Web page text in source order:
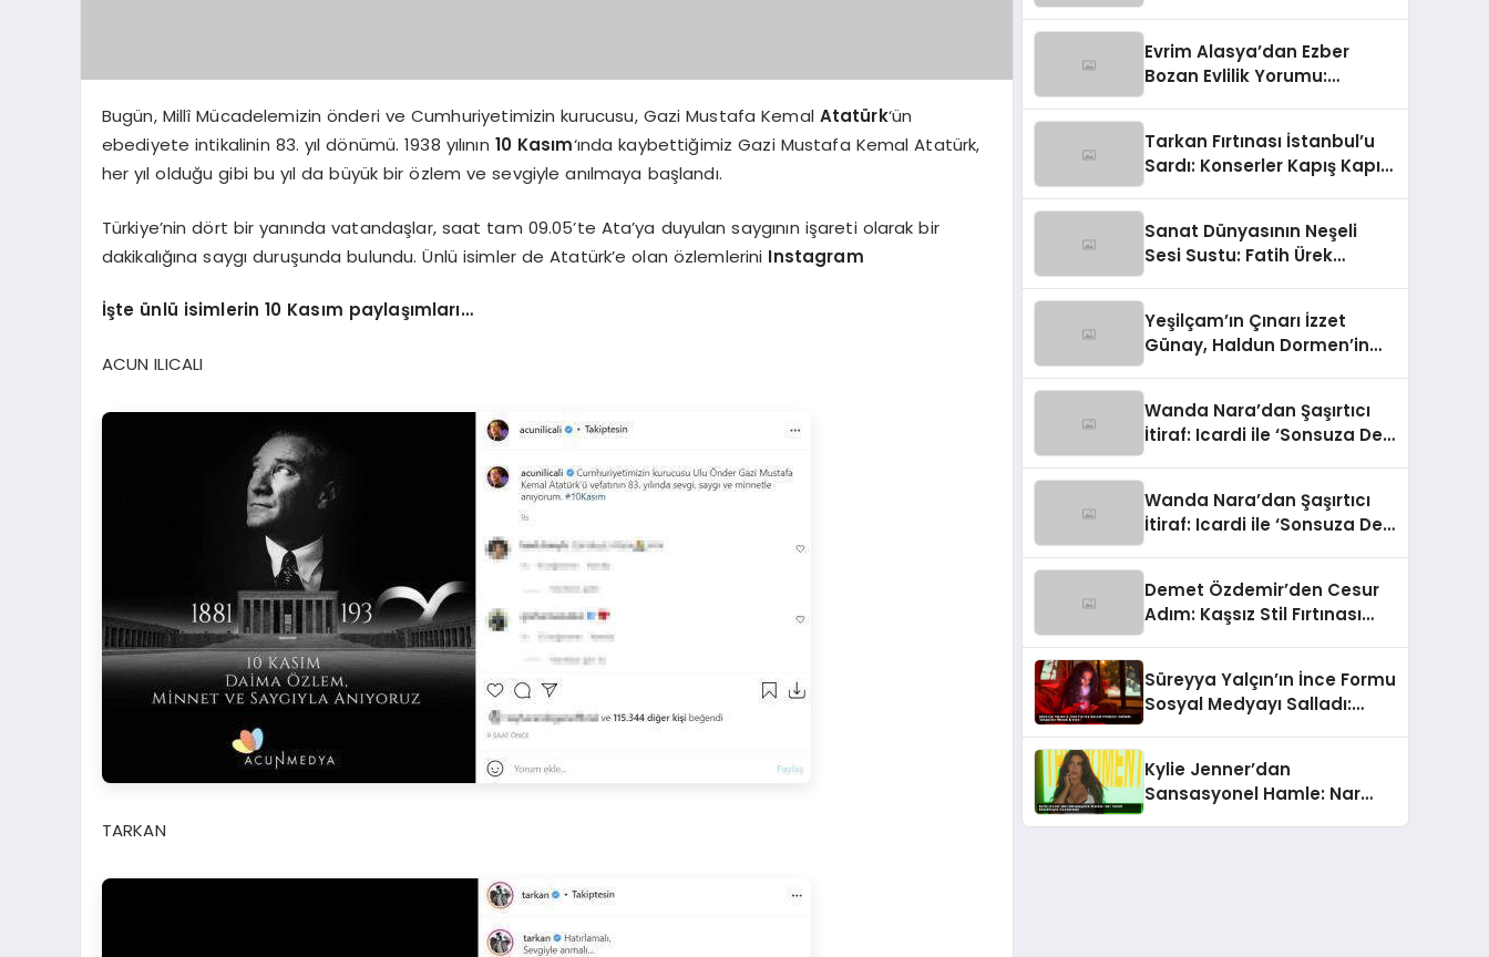
Bugün, Millî Mücadelemizin önderi ve Cumhuriyetimizin kurucusu, Gazi Mustafa Kemal Atatürk‘ün
ebediyete intikalinin 83. yıl dönümü. 1938 yılının 10 Kasım‘ında kaybettiğimiz Gazi Mustafa Kemal Atatürk,
her yıl olduğu gibi bu yıl da büyük bir özlem ve sevgiyle anılmaya başlandı.
Türkiye’nin dört bir yanında vatandaşlar, saat tam 09.05’te Ata’ya duyulan saygının işareti olarak bir
dakikalığına saygı duruşunda bulundu. Ünlü isimler de Atatürk’e olan özlemlerini Instagram
İşte ünlü isimlerin 10 Kasım paylaşımları…
ACUN ILICALI
TARKAN
Evrim Alasya’dan Ezber
Bozan Evlilik Yorumu:
Tarkan Fırtınası İstanbul’u
Sardı: Konserler Kapış Kapış,
Sanat Dünyasının Neşeli
Sesi Sustu: Fatih Ürek
Yeşilçam’ın Çınarı İzzet
Günay, Haldun Dormen’in
Wanda Nara’dan Şaşırtıcı
İtiraf: Icardi ile ‘Sonsuza Dek
Wanda Nara’dan Şaşırtıcı
İtiraf: Icardi ile ‘Sonsuza Dek
Demet Özdemir’den Cesur
Adım: Kaşsız Stil Fırtınası
Süreyya Yalçın’ın İnce Formu
Sosyal Medyayı Salladı:
Kylie Jenner’dan
Sansasyonel Hamle: Nar